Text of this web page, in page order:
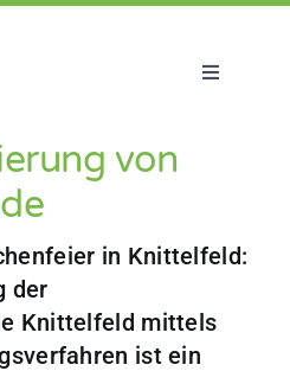
Toggle
von
in Knittelfeld:
der
Knittelfeld mittels
ist ein